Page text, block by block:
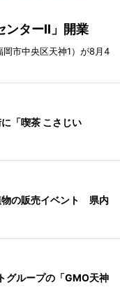
ンターII」開業
岡市中央区天神1）が8月4
「喫茶 こさじい
物の販売イベント 県内
グループの「GMO天神